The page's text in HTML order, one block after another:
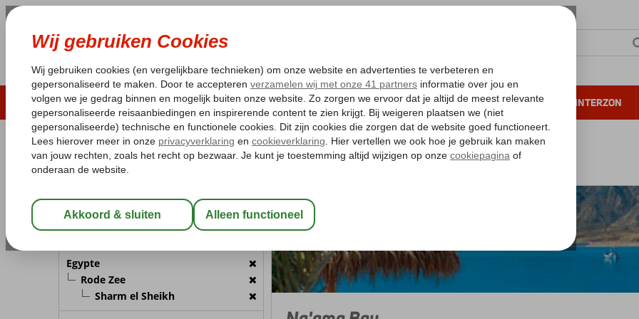
LAST MINUTE ZOMER 2026 ZONVAKANTIE VERRE REIZEN ALL INCLUSIVE WINTERZON
Pakketgarantie Laagsteprijsgarantie* Gratis annuleren*
REISGEZELSCHAP
Wijzig Reisgezelschap
Egypte
Rode Zee
Sharm el Sheikh